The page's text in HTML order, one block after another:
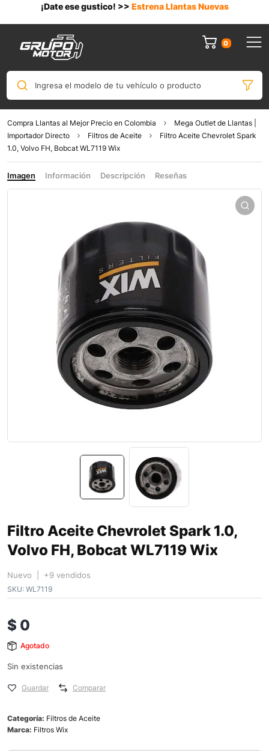
¡Date ese gustico! >> Estrena Llantas Nuevas
0
Ingresa el modelo de tu vehículo o producto
Compra Llantas al Mejor Precio en Colombia
Mega Outlet de Llantas |
Importador Directo
Filtros de Aceite
Filtro Aceite Chevrolet Spark
1.0, Volvo FH, Bobcat WL7119 Wix
Imagen Información Descripción Reseñas
Filtro Aceite Chevrolet Spark 1.0,
Volvo FH, Bobcat WL7119 Wix
Nuevo | +9 vendidos
SKU: WL7119
$ 0
Agotado
Sin existencias
Guardar Comparar
Categoría: Filtros de Aceite
Marca: Filtros Wix